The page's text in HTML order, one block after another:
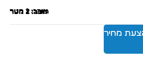
אורך: 1 מטר
רוחב: 2 מטר
גובה: 2 מטר
מחיר